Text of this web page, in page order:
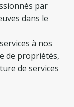
par
dans le
à nos
de propriétés,
de services